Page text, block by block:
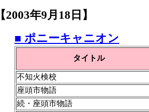
【2003年9月18日】
■ ポニーキャニオン
タイトル
不知火検校
座頭市物語
続・座頭市物語